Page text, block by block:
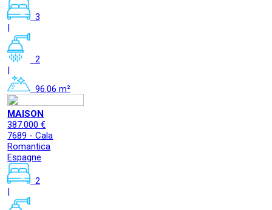
3
|
2
|
96.06 m²
MAISON
387.000 €
7689 - Cala
Romantica
Espagne
2
|